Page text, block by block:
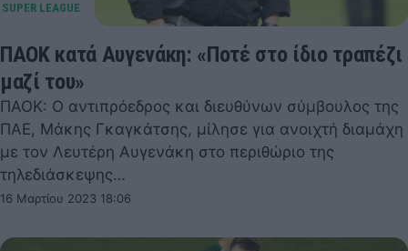
ΠΑΟΚ κατά Αυγενάκη: «Ποτέ στο ίδιο τραπέζι
μαζί του»
ΠΑΟΚ: Ο αντιπρόεδρος και διευθύνων σύμβουλος της
ΠΑΕ, Μάκης Γκαγκάτσης, μίλησε για ανοιχτή διαμάχη
με τον Λευτέρη Αυγενάκη στο περιθώριο της
τηλεδιάσκεψης…
16 Μαρτίου 2023 18:06